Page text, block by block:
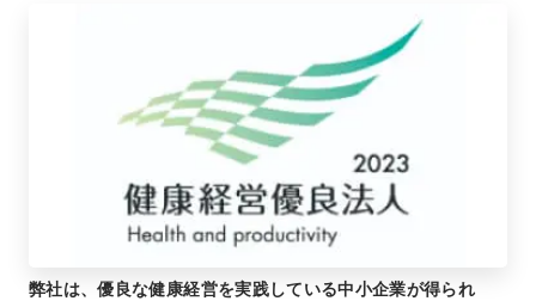
弊社は、優良な健康経営を実践している中小企業が得られ